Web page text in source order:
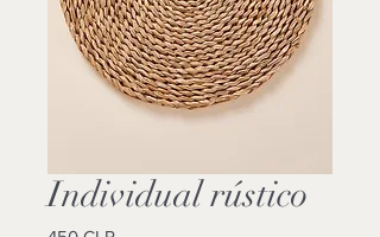
Individual rústico